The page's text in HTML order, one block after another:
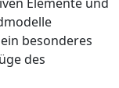
Elemente und
besonderes
des